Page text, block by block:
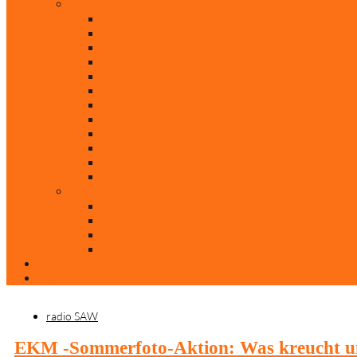
radio SAW
EKM -Sommerfoto-Aktion: Was kreucht